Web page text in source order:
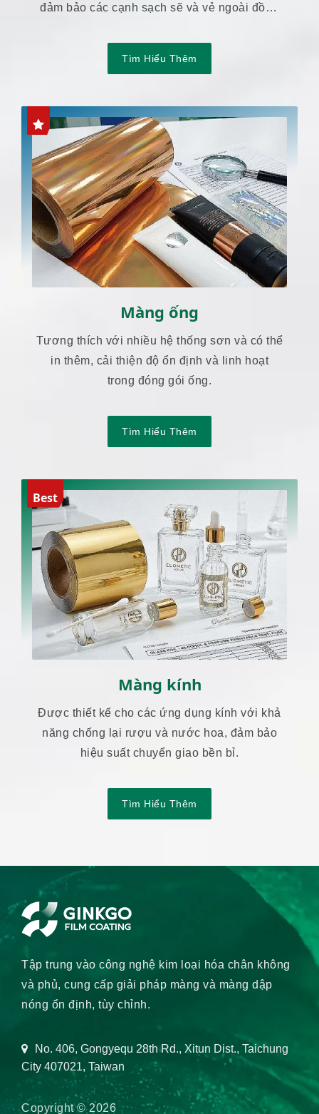
đảm bảo các cạnh sạch sẽ và vẻ ngoài đồng
Tìm Hiểu Thêm
Màng ống
Tương thích với nhiều hệ thống sơn và có thể
in thêm, cải thiện độ ổn định và linh hoạt
trong đóng gói ống.
Tìm Hiểu Thêm
Best
Màng kính
Được thiết kế cho các ứng dụng kính với khả
năng chống lại rượu và nước hoa, đảm bảo
hiệu suất chuyển giao bền bỉ.
Tìm Hiểu Thêm
Tập trung vào công nghệ kim loại hóa chân không
và phủ, cung cấp giải pháp màng và màng dập
nóng ổn định, tùy chỉnh.
No. 406, Gongyequ 28th Rd., Xitun Dist., Taichung
City 407021, Taiwan
Copyright © 2026